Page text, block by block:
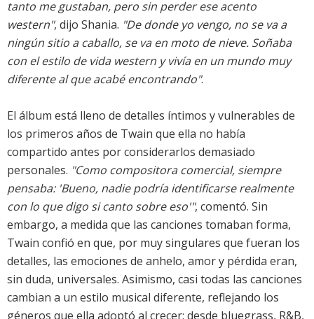
tanto me gustaban, pero sin perder ese acento
western", dijo Shania. "De donde yo vengo, no se va a
ningún sitio a caballo, se va en moto de nieve. Soñaba
con el estilo de vida western y vivía en un mundo muy
diferente al que acabé encontrando".
El álbum está lleno de detalles íntimos y vulnerables de
los primeros años de Twain que ella no había
compartido antes por considerarlos demasiado
personales. "Como compositora comercial, siempre
pensaba: 'Bueno, nadie podría identificarse realmente
con lo que digo si canto sobre eso'", comentó. Sin
embargo, a medida que las canciones tomaban forma,
Twain confió en que, por muy singulares que fueran los
detalles, las emociones de anhelo, amor y pérdida eran,
sin duda, universales. Asimismo, casi todas las canciones
cambian a un estilo musical diferente, reflejando los
géneros que ella adoptó al crecer: desde bluegrass, R&B,